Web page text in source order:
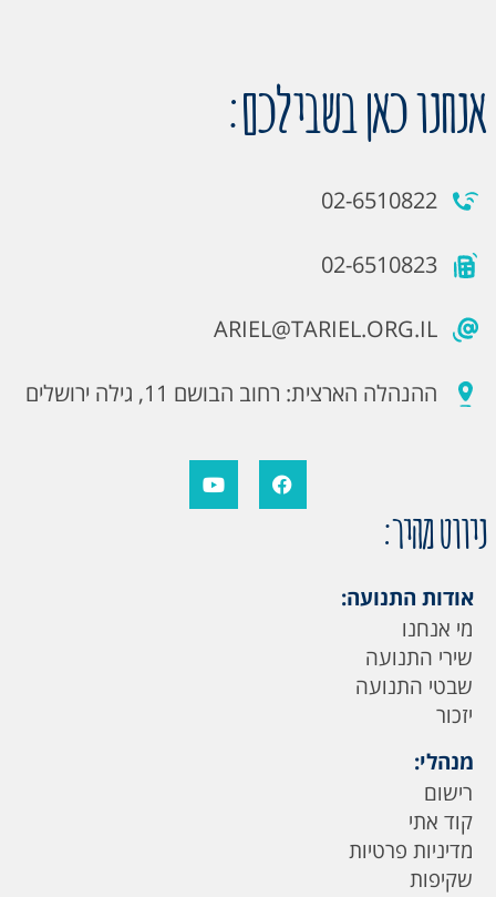
אנחנו כאן בשבילכם:
02-6510822
02-6510823
ARIEL@TARIEL.ORG.IL
ההנהלה הארצית: רחוב הבושם 11, גילה ירושלים
ניווט מהיר:
אודות התנועה:
מי אנחנו
שירי התנועה
שבטי התנועה
יזכור
מנהלי:
רישום
קוד אתי
מדיניות פרטיות
שקיפות